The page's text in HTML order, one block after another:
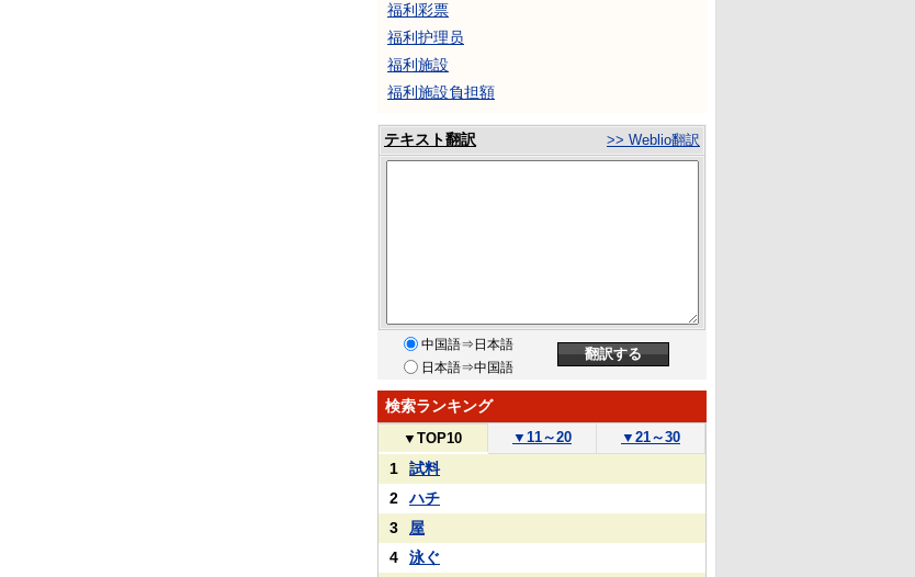
福利彩票
福利护理员
福利施設
福利施設負担額
テキスト翻訳 >> Weblio翻訳
中国語⇒日本語
日本語⇒中国語
検索ランキング
▼ TOP10 ▼ 11～20 ▼ 21～30
1
試料
2
ハチ
3
屋
4
泳ぐ